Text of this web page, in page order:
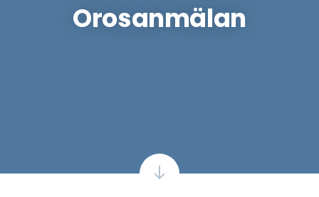
Orosanmälan